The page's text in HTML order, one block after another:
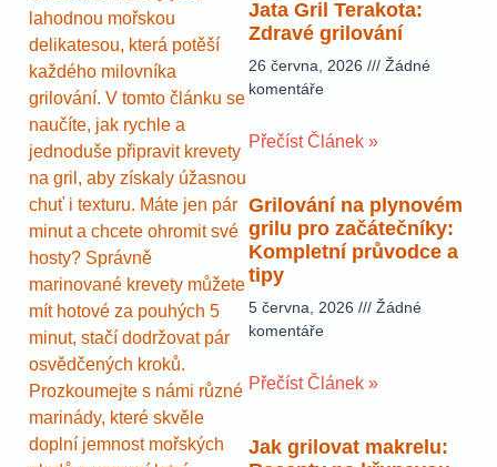
lahodnou mořskou
delikatesou, která potěší
každého milovníka
grilování. V tomto článku se
naučíte, jak rychle a
jednoduše připravit krevety
na gril, aby získaly úžasnou
chuť i texturu. Máte jen pár
minut a chcete ohromit své
hosty? Správně
marinované krevety můžete
mít hotové za pouhých 5
minut, stačí dodržovat pár
osvědčených kroků.
Prozkoumejte s námi různé
marinády, které skvěle
doplní jemnost mořských
Jata Gril Terakota:
Zdravé grilování
26 června, 2026
Žádné
komentáře
Přečíst Článek »
Grilování na plynovém
grilu pro začátečníky:
Kompletní průvodce a
tipy
5 června, 2026
Žádné
komentáře
Přečíst Článek »
Jak grilovat makrelu: